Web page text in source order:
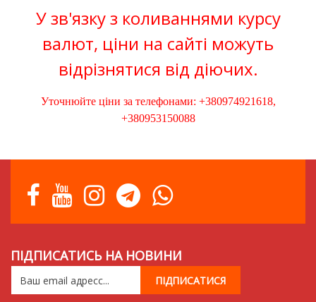
У зв'язку з коливаннями курсу
валют, ціни на сайті можуть
відрізнятися від діючих.
Уточнюйте ціни за телефонами: +380974921618,
+380953150088
ПІДПИСАТИСЬ НА НОВИНИ